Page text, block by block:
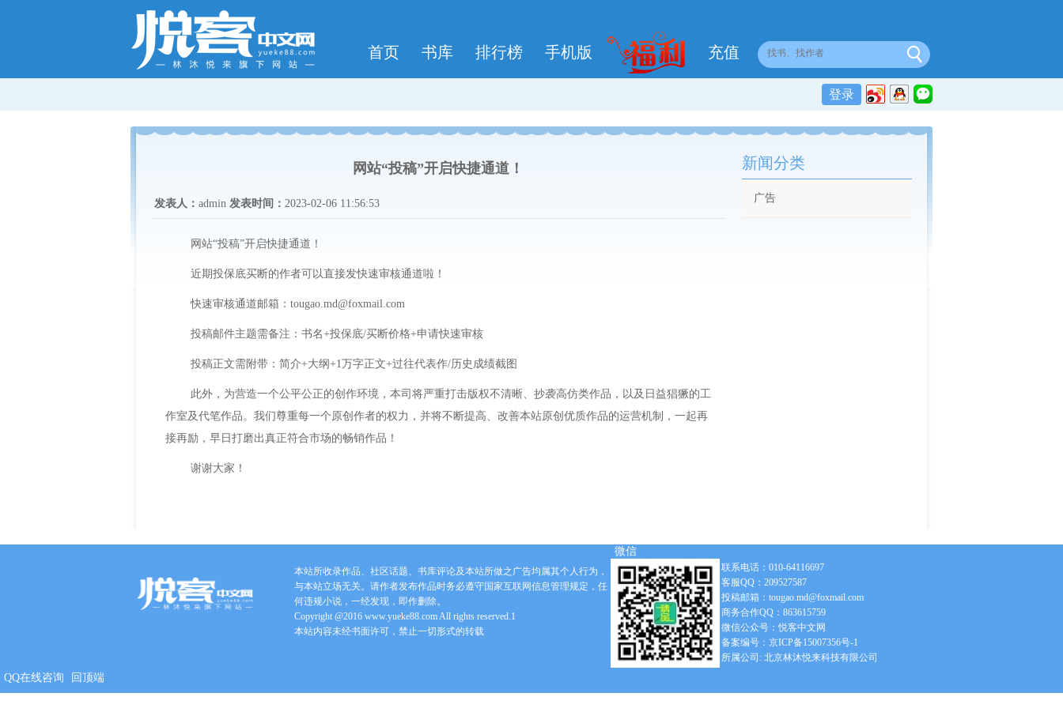
首页 书库 排行榜 手机版 充值
登录
网站“投稿”开启快捷通道！
发表人：admin 发表时间：2023-02-06 11:56:53
网站“投稿”开启快捷通道 ！
近期投保底买断的作者可以直接发快速审核通道啦 ！
快速审核通道邮箱 ： tougao.md@foxmail.com
投稿邮件主题需备注 ： 书名+投保底/买断价格+申请快速审核
投稿正文需附带 ： 简介+大纲+1 万字正文+过往代表作/历史成绩截图
此外，为营造一个公平公正的创作环境，本司将严重打击版权不清晰、抄袭高仿类作品，以及日益猖獗的工
作室及代笔作品。我们尊重每一个原创作者的权力，并将不断提高、改善本站原创优质作品的运营机制，一起再
接再励，早日打磨出真正符合市场的畅销作品 ！
谢谢大家！
新闻分类
广告
本站所收录作品、社区话题、书库评论及本站所做之广告均属其个人行为，
与本站立场无关。请作者发布作品时务必遵守国家互联网信息管理规定，任
何违规小说，一经发现，即作删除。
Copyright @2016 www.yueke88.com All rights reserved.1
本站内容未经书面许可，禁止一切形式的转载
联系电话：010-64116697
客服QQ：209527587
投稿邮箱：tougao.md@foxmail.com
商务合作QQ：863615759
微信公众号：悦客中文网
备案编号：京ICP备15007356号-1
所属公司: 北京林沐悦来科技有限公司
微信
QQ在线咨询 回顶端